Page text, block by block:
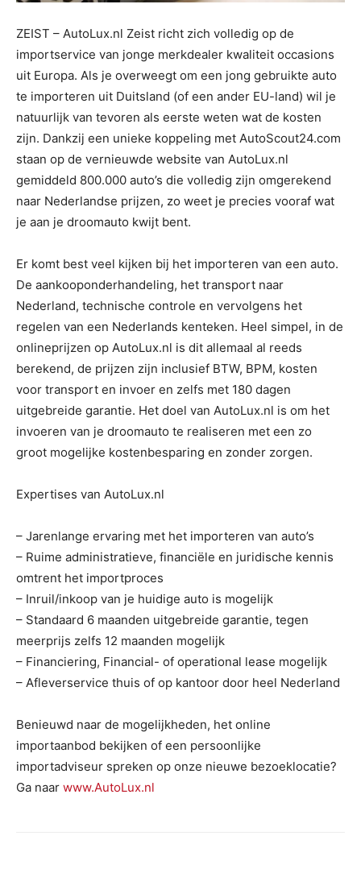
ZEIST – AutoLux.nl Zeist richt zich volledig op de
importservice van jonge merkdealer kwaliteit occasions
uit Europa. Als je overweegt om een jong gebruikte auto
te importeren uit Duitsland (of een ander EU-land) wil je
natuurlijk van tevoren als eerste weten wat de kosten
zijn. Dankzij een unieke koppeling met AutoScout24.com
staan op de vernieuwde website van AutoLux.nl
gemiddeld 800.000 auto’s die volledig zijn omgerekend
naar Nederlandse prijzen, zo weet je precies vooraf wat
je aan je droomauto kwijt bent.
Er komt best veel kijken bij het importeren van een auto.
De aankooponderhandeling, het transport naar
Nederland, technische controle en vervolgens het
regelen van een Nederlands kenteken. Heel simpel, in de
onlineprijzen op AutoLux.nl is dit allemaal al reeds
berekend, de prijzen zijn inclusief BTW, BPM, kosten
voor transport en invoer en zelfs met 180 dagen
uitgebreide garantie. Het doel van AutoLux.nl is om het
invoeren van je droomauto te realiseren met een zo
groot mogelijke kostenbesparing en zonder zorgen.
Expertises van AutoLux.nl
– Jarenlange ervaring met het importeren van auto’s
– Ruime administratieve, financiële en juridische kennis
omtrent het importproces
– Inruil/inkoop van je huidige auto is mogelijk
– Standaard 6 maanden uitgebreide garantie, tegen
meerprijs zelfs 12 maanden mogelijk
– Financiering, Financial- of operational lease mogelijk
– Afleverservice thuis of op kantoor door heel Nederland
Benieuwd naar de mogelijkheden, het online
importaanbod bekijken of een persoonlijke
importadviseur spreken op onze nieuwe bezoeklocatie?
Ga naar www.AutoLux.nl